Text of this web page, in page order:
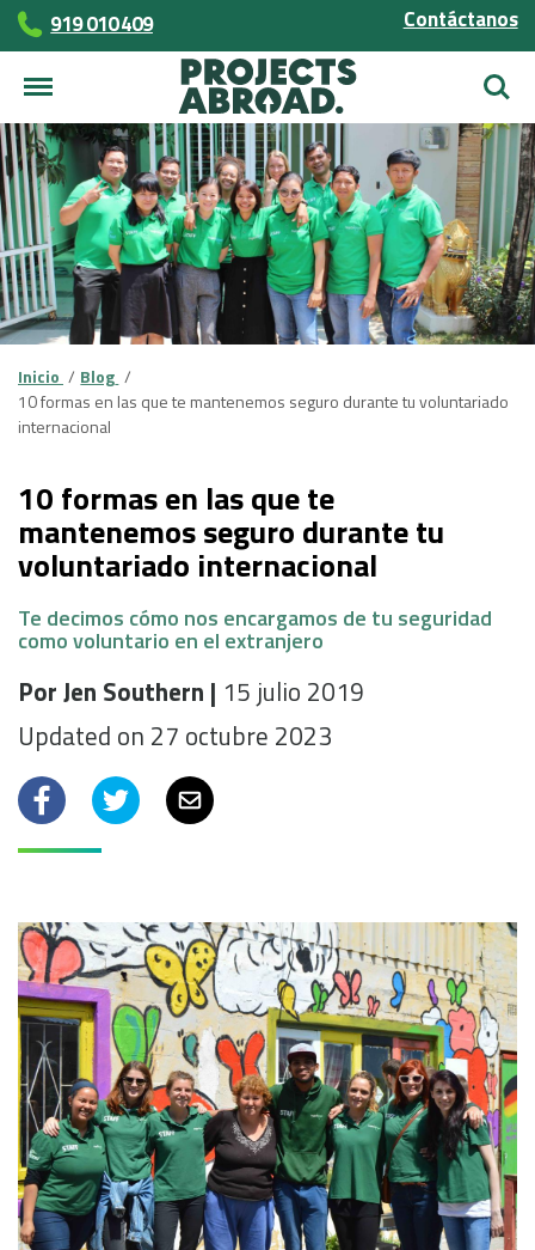
919 010 409 Contáctanos
Inicio
Blog
10 formas en las que te mantenemos seguro durante tu voluntariado
internacional
10 formas en las que te
mantenemos seguro durante tu
voluntariado internacional
Te decimos cómo nos encargamos de tu seguridad
como voluntario en el extranjero
Por Jen Southern | 15 julio 2019
Updated on 27 octubre 2023
FacebookTwitterEmail